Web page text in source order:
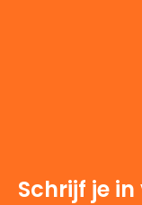
Schrijf je